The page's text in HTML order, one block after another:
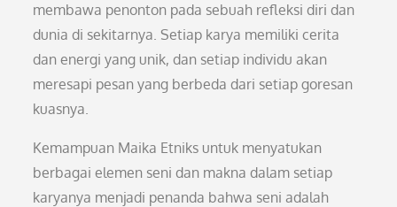
membawa penonton pada sebuah refleksi diri dan
dunia di sekitarnya. Setiap karya memiliki cerita
dan energi yang unik, dan setiap individu akan
meresapi pesan yang berbeda dari setiap goresan
kuasnya.
Kemampuan Maika Etniks untuk menyatukan
berbagai elemen seni dan makna dalam setiap
karyanya menjadi penanda bahwa seni adalah